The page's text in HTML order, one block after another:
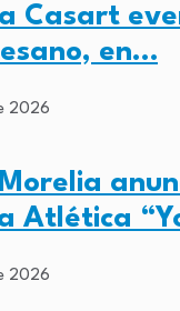
Casart
en…
2026
Atlética
2026